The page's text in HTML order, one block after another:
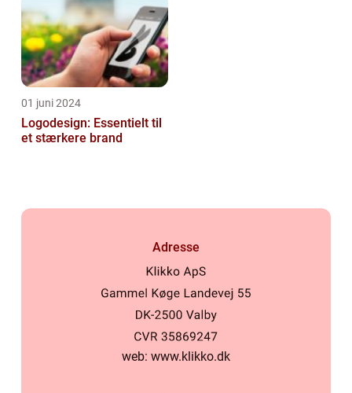
01 juni 2024
Logodesign: Essentielt til
et stærkere brand
Adresse
web: www.klikko.dk